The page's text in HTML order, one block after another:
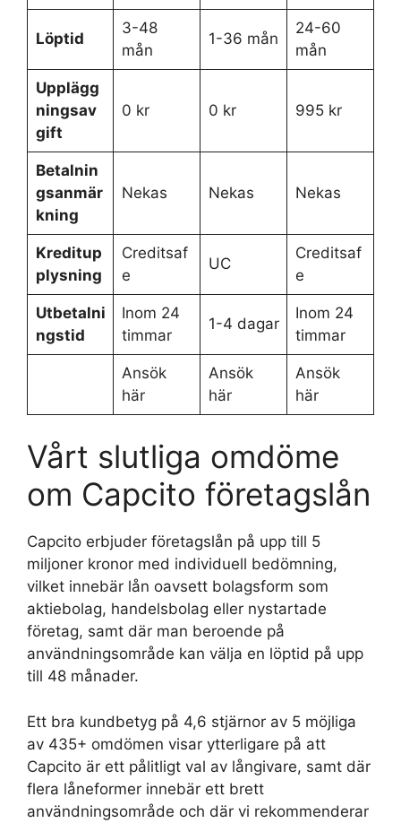
Löptid
3-48
mån
1-36 mån
24-60
mån
Upplägg
ningsav
gift
0 kr 0 kr 995 kr
Betalnin
gsanmär
kning
Nekas Nekas Nekas
Kreditup
plysning
Creditsaf
e
UC
Creditsaf
e
Utbetalni
ngstid
Inom 24
timmar
1-4 dagar
Inom 24
timmar
Ansök
här
Ansök
här
Ansök
här
Vårt slutliga omdöme
om Capcito företagslån
Capcito erbjuder företagslån på upp till 5
miljoner kronor med individuell bedömning,
vilket innebär lån oavsett bolagsform som
aktiebolag, handelsbolag eller nystartade
företag, samt där man beroende på
användningsområde kan välja en löptid på upp
till 48 månader.
Ett bra kundbetyg på 4,6 stjärnor av 5 möjliga
av 435+ omdömen visar ytterligare på att
Capcito är ett pålitligt val av långivare, samt där
flera låneformer innebär ett brett
användningsområde och där vi rekommenderar